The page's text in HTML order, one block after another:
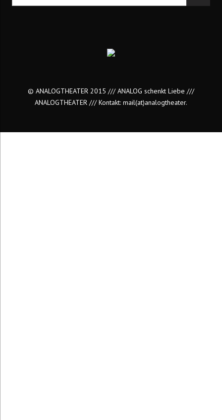
© ANALOGTHEATER 2015 /// ANALOG schenkt Liebe ///
ANALOGTHEATER /// Kontakt: mail(at)analogtheater.